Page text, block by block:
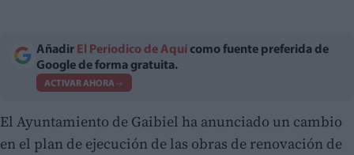
Añadir El Periodico de Aquí como fuente preferida de
Google de forma gratuita.
ACTIVAR AHORA
El Ayuntamiento de Gaibiel ha anunciado un cambio
en el plan de ejecución de las obras de renovación de